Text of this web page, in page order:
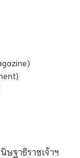
ษฐาธิราชเจ้าฯ